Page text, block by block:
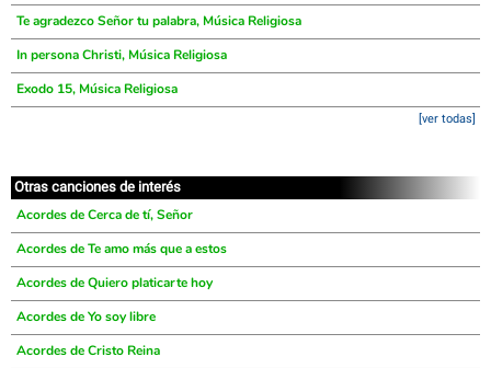
Te agradezco Señor tu palabra, Música Religiosa
In persona Christi, Música Religiosa
Exodo 15, Música Religiosa
[ver todas]
Otras canciones de interés
Acordes de Cerca de tí, Señor
Acordes de Te amo más que a estos
Acordes de Quiero platicarte hoy
Acordes de Yo soy libre
Acordes de Cristo Reina